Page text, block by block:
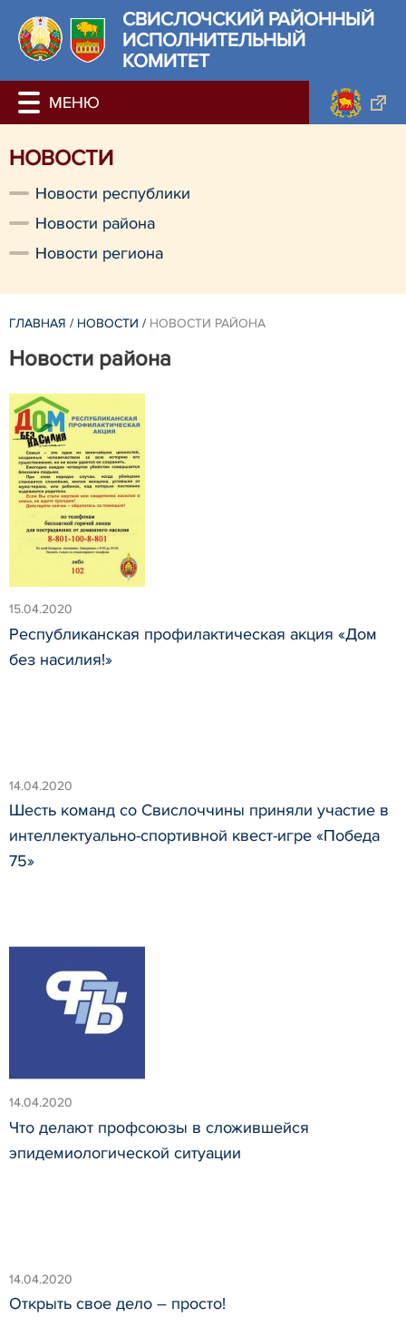
СВИСЛОЧСКИЙ РАЙОННЫЙ
ИСПОЛНИТЕЛЬНЫЙ
КОМИТЕТ
НОВОСТИ
Новости республики
Новости района
Новости региона
ГЛАВНАЯ / НОВОСТИ / НОВОСТИ РАЙОНА
Новости района
15.04.2020
Республиканская профилактическая акция «Дом
без насилия!»
14.04.2020
Шесть команд со Свислоччины приняли участие в
интеллектуально-спортивной квест-игре «Победа
75»
14.04.2020
Что делают профсоюзы в сложившейся
эпидемиологической ситуации
14.04.2020
Открыть свое дело – просто!